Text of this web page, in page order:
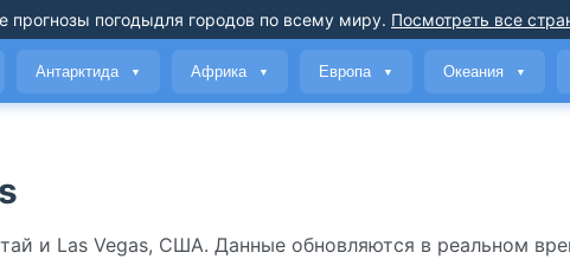
прогнозы погодыдля городов по всему миру. Посмотреть все
Антарктида ▼ Африка ▼ Европа ▼ Океания ▼
и Las Vegas, США. Данные обновляются в реальном